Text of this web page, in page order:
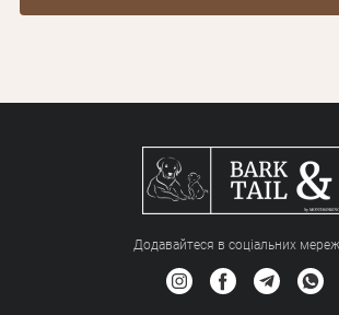
Додавайтеся в соціальних